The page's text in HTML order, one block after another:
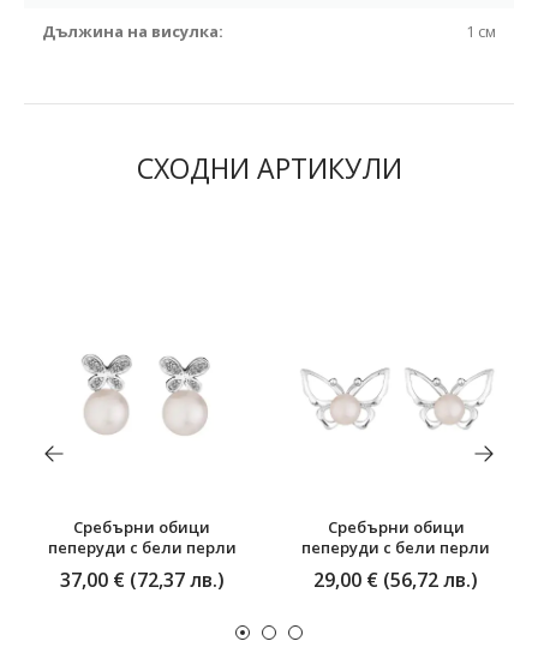
Дължина на висулка: 1 см
СХОДНИ АРТИКУЛИ
Сребърни обици
пеперуди с бели перли
37,00 € (72,37 лв.)
Сребърни обици
пеперуди с бели перли
29,00 € (56,72 лв.)